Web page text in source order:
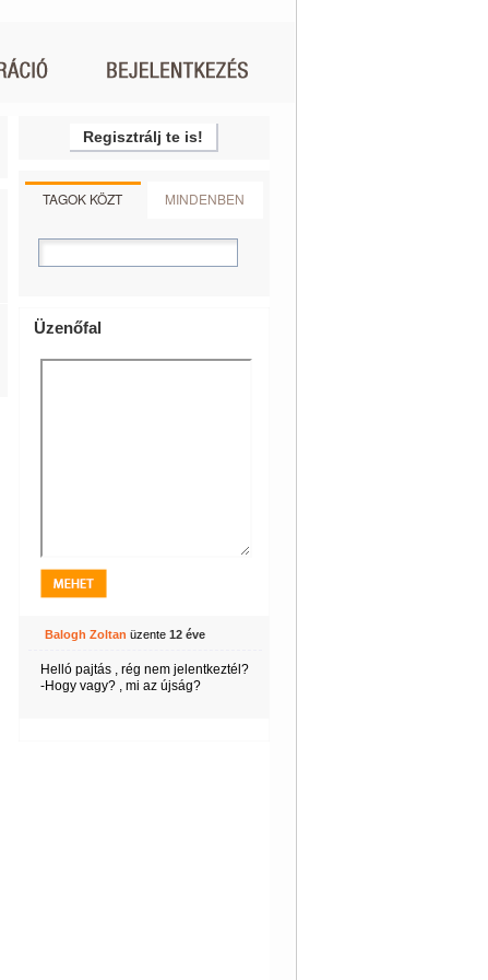
Regisztrálj te is!
TAGOK KÖZT MINDENBEN
Üzenőfal
Balogh Zoltan üzente 12 éve
Helló pajtás , rég nem jelentkeztél?
-Hogy vagy? , mi az újság?